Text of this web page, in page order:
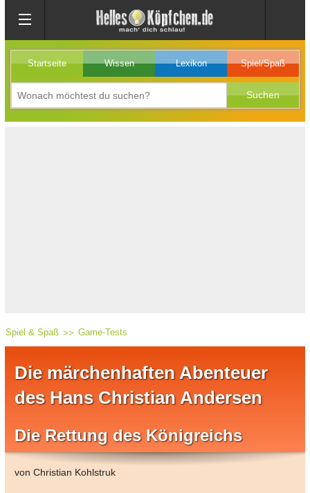
Startseite Wissen Lexikon Spiel/Spaß
Spiel & Spaß Game-Tests
Die märchenhaften Abenteuer
des Hans Christian Andersen
Die Rettung des Königreichs
von Christian Kohlstruk